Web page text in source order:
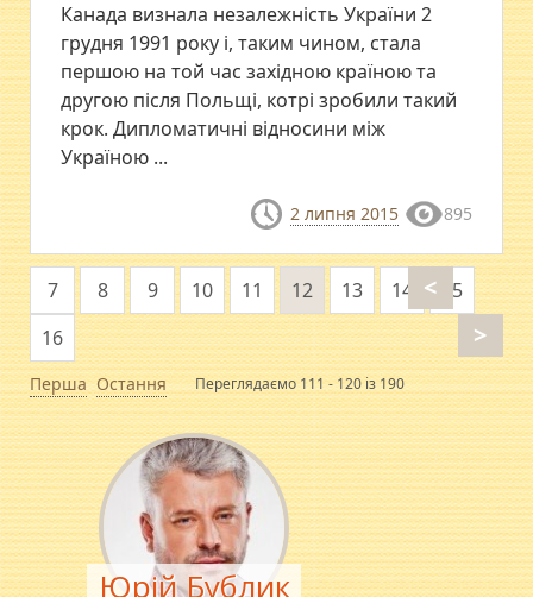
Канада визнала незалежність України 2
грудня 1991 року і, таким чином, стала
першою на той час західною країною та
другою після Польщі, котрі зробили такий
крок. Дипломатичні відносини між
Україною ...
2 липня 2015 895
Перша
<
7 8 9 10 11 12 13 14
15
16
>
Остання Переглядаємо 111 - 120 із 190
Юрій Бублик